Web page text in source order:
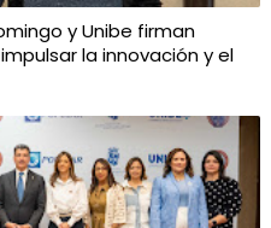
y Unibe firman
la innovación y el